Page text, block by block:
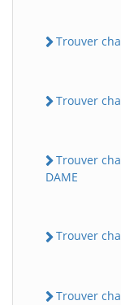
Trouver
Trouver
Trouver
DAME
Trouver
Trouver